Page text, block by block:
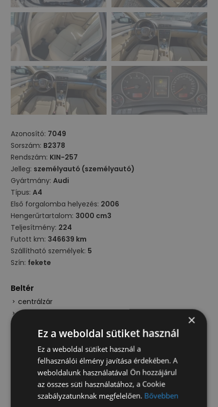
Azonosító: 7049
Sorszám: B2378
Rendszám: KIN-257
Jelleg: személyautó (személyautó)
Gyártmány:Audi
Típus:A4
Első forgalomba helyezés: 2006
Hengerűrtartalom: 3000 cm3
Teljesítmény: 224
Futott km: 346639 km
Szállítható személyek: 5
Szín: fekete
Beltér
centrálzár
szervokormány
elektromos ablak
elektromos oldalsó tükrök
első ködfényszóró
×
Ez a weboldal sütiket használ
Ez a weboldal sütiket használ a
felhasználói élmény javítása érdekében. A
weboldalunk használatával Ön hozzájárul
az összes süti használatához, a Cookie
szabályzatunknak megfelelően. Bővebben